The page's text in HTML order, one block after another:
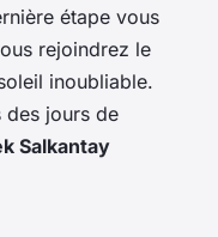
étape vous
rejoindrez le
inoubliable.
des jours de
Salkantay